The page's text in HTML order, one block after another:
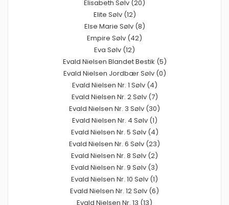
Elisabeth Sølv (20)
Elite Sølv (12)
Else Marie Sølv (8)
Empire Sølv (42)
Eva Sølv (12)
Evald Nielsen Blandet Bestik (5)
Evald Nielsen Jordbær Sølv (0)
Evald Nielsen Nr. 1 Sølv (4)
Evald Nielsen Nr. 2 Sølv (7)
Evald Nielsen Nr. 3 Sølv (30)
Evald Nielsen Nr. 4 Sølv (1)
Evald Nielsen Nr. 5 Sølv (4)
Evald Nielsen Nr. 6 Sølv (23)
Evald Nielsen Nr. 8 Sølv (2)
Evald Nielsen Nr. 9 Sølv (3)
Evald Nielsen Nr. 10 Sølv (1)
Evald Nielsen Nr. 12 Sølv (6)
Evald Nielsen Nr. 13 (13)